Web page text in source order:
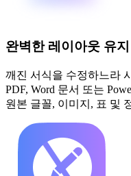
완벽한 레이아웃 유지
깨진 서식을 수정하느라
PDF, Word 문서 또는
원본 글꼴, 이미지, 표 및